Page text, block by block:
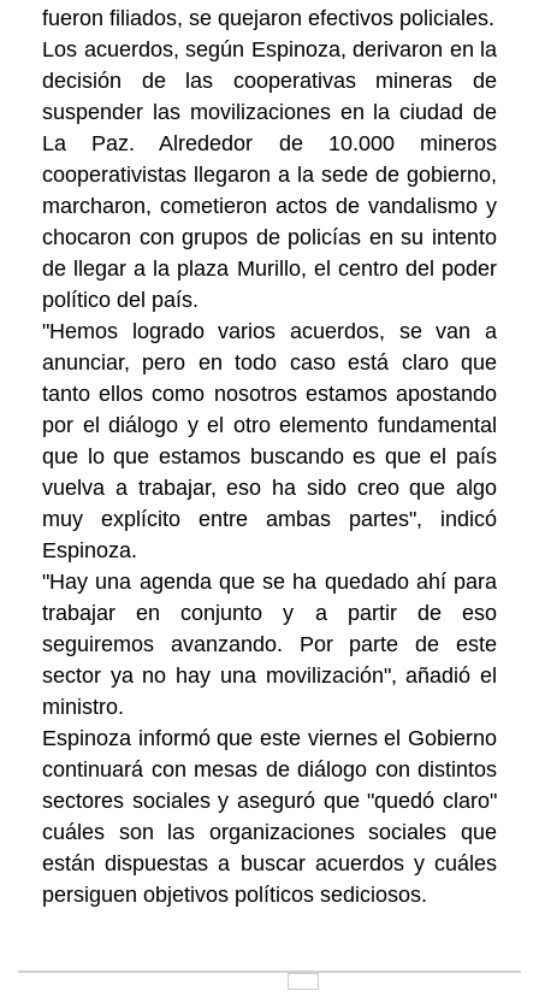
fueron filiados, se quejaron efectivos policiales.
Los acuerdos, según Espinoza, derivaron en la
decisión de las cooperativas mineras de
suspender las movilizaciones en la ciudad de
La Paz. Alrededor de 10.000 mineros
cooperativistas llegaron a la sede de gobierno,
marcharon, cometieron actos de vandalismo y
chocaron con grupos de policías en su intento
de llegar a la plaza Murillo, el centro del poder
político del país.
"Hemos logrado varios acuerdos, se van a
anunciar, pero en todo caso está claro que
tanto ellos como nosotros estamos apostando
por el diálogo y el otro elemento fundamental
que lo que estamos buscando es que el país
vuelva a trabajar, eso ha sido creo que algo
muy explícito entre ambas partes", indicó
Espinoza.
"Hay una agenda que se ha quedado ahí para
trabajar en conjunto y a partir de eso
seguiremos avanzando. Por parte de este
sector ya no hay una movilización", añadió el
ministro.
Espinoza informó que este viernes el Gobierno
continuará con mesas de diálogo con distintos
sectores sociales y aseguró que "quedó claro"
cuáles son las organizaciones sociales que
están dispuestas a buscar acuerdos y cuáles
persiguen objetivos políticos sediciosos.